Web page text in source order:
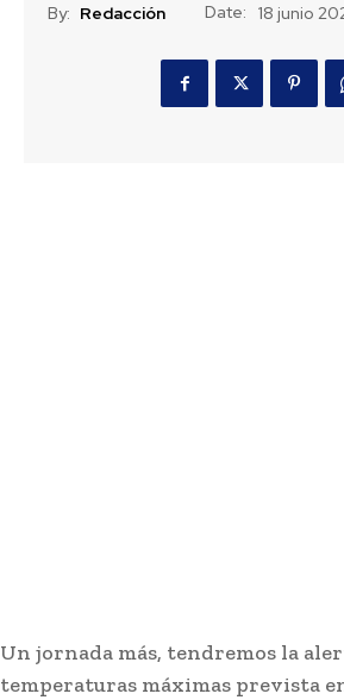
By: Redacción Date: 18 junio
Un jornada más, tendremos la
temperaturas máximas prevista